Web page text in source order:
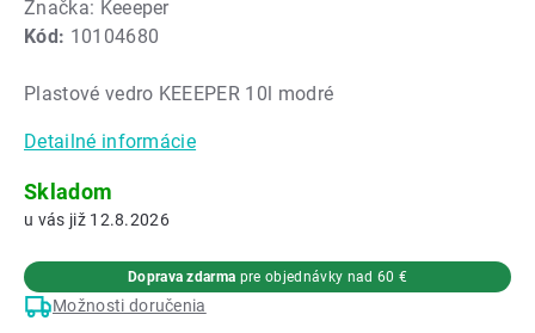
Kód: 10104680
hodnotenie
produktu
0,0
5
hviezdičiek.
Značka: Keeeper
Plastové vedro KEEEPER 10l modré
Detailné informácie
Skladom
12.8.2026
Možnosti doručenia
Doprava zdarma pre objednávky nad 60 €